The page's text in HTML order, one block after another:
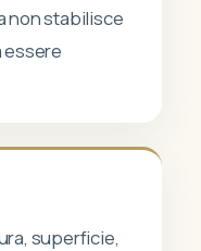
non stabilisce
essere
superficie,